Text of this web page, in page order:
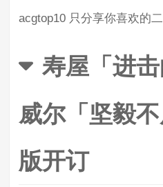
acgtop10 只分享你喜欢的
寿屋「进
威尔「坚毅
版开订